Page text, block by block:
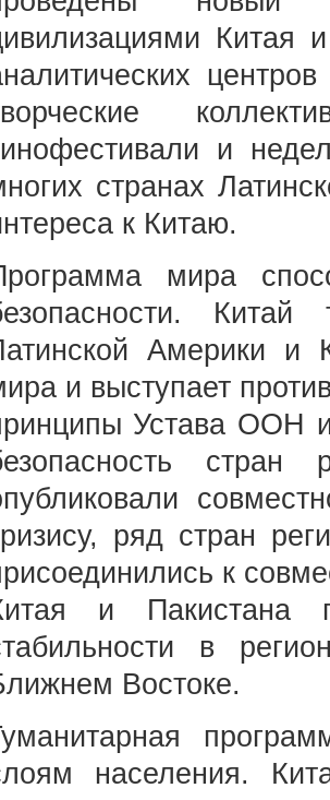
и
странах
к Китаю.
мира
Китай
Америки и
и выступает
Устава ООН
ряд стран
к
и Пакистана
в
Востоке.
населения.